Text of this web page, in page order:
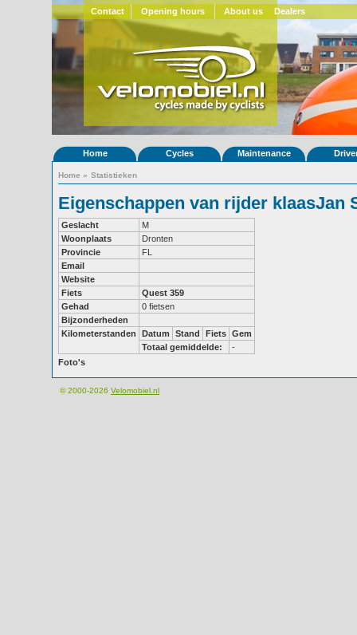
Contact Opening hours About us Dealers
Home Cycles Maintenance
Home » Statistieken
Eigenschappen van rijder klaasJan
Geslacht
M
Woonplaats
Dronten
Provincie
FL
Email
Website
Fiets
Quest 359
Gehad
0 fietsen
Bijzonderheden
Kilometerstanden
Datum Stand Fiets Gem
Totaal gemiddelde:
-
Foto's
© 2000-2026 Velomobiel.nl